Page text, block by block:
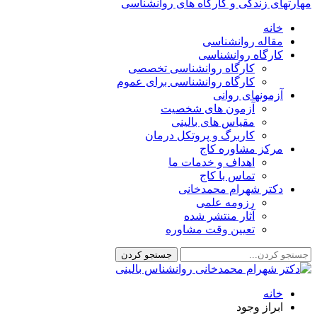
مهارتهای زندگی و کارگاه های روانشناسی
خانه
مقاله روانشناسی
کارگاه روانشناسی
کارگاه روانشناسی تخصصی
کارگاه روانشناسی برای عموم
آزمونهای روانی
آزمون های شخصیت
مقیاس های بالینی
کاربرگ و پروتکل درمان
مرکز مشاوره کاج
اهداف و خدمات ما
تماس با کاج
دکتر شهرام محمدخانی
رزومه علمی
آثار منتشر شده
تعیین وقت مشاوره
خانه
ابراز وجود